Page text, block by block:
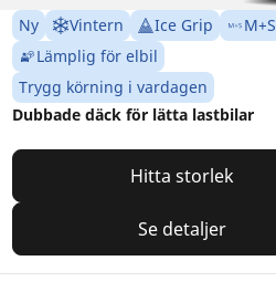
Ny Vintern Ice Grip
M+S
Lämplig för elbil
Trygg körning i vardagen
Dubbade däck för lätta lastbilar
Hitta storlek
Se detaljer